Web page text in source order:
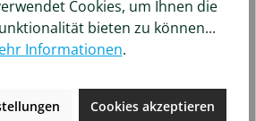
Merken
Cookies, um Ihnen die
bieten zu können...
Informationen.
Cookies akzeptieren